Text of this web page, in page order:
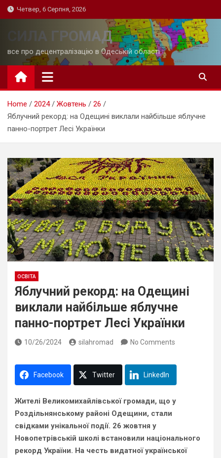
Skip
to
Четвер, 6 Серпня, 2026
СИЛА ГРОМАД
все про децентралізацію в Одеській області
Home 2024 Жовтень
26
Яблучний рекорд: на Одещині виклали найбільше яблучне
панно-портрет Лесі Українки
ОСВІТА
Яблучний рекорд: на Одещині
виклали найбільше яблучне
панно-портрет Лесі Українки
10/26/2024 silahromad No Comments
Facebook Twitter LinkedIn
Жителі Великомихайлівської громади, що у
Роздільнянському районі Одещини, стали
свідками унікальної події. 26 жовтня у
Новопетрівській школі встановили національного
рекорд України. На честь видатної української